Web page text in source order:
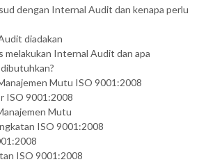
dengan Internal Audit dan kenapa perlu
diadakan
melakukan Internal Audit dan apa
Mutu ISO 9001:2008
ISO 9001:2008
Mutu
ISO 9001:2008
ISO 9001:2008